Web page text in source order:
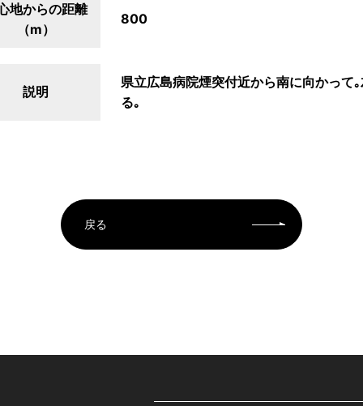
地からの距離
（m）
800
説明
県立広島病院煙突付近から南に向かって
る｡
戻る